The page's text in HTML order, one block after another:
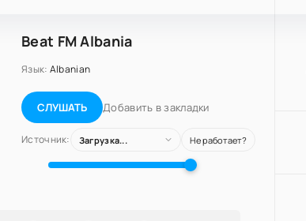
Beat FM Albania
Язык: Albanian
СЛУШАТЬ Добавить в закладки
Источник: Загрузка... Не работает?